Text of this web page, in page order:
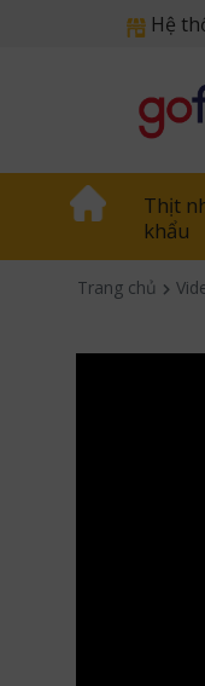
Hệ
Thịt
khẩu
Trang chủ